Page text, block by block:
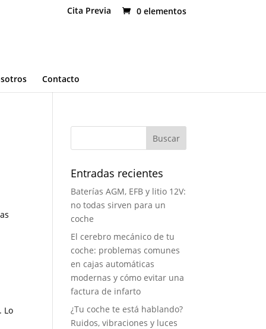
Cita Previa 0 elementos
Contacto
Lo
Entradas recientes
Baterías AGM, EFB y litio 12V:
no todas sirven para un
coche
El cerebro mecánico de tu
coche: problemas comunes
en cajas automáticas
modernas y cómo evitar una
factura de infarto
¿Tu coche te está hablando?
Ruidos, vibraciones y luces